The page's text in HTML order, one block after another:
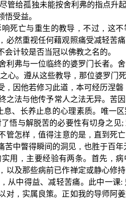
管给孤独未能按舍利弗的指点升
悟受益。
死亡与重生的教导 ， 不过 ， 这不
， 必然重视任何藉观照痛受减轻苦
会计较是否当冠以佛教之名的。
利弗与一位临终的婆罗门长者。
心。遵从这些教导 ， 那位婆罗门
， 因他若修习此道 ， 本可经历涅磐
之法与他传予常人之法无异。苦
、长养止息的心理素质。唯一区
了悟与解脱苦的必要性有切身之见;
管怎样 ，值得注意的是 ， 直到死
苦中瞥得瞬间的洞见 ， 也胜于百年
用 ， 主要经验有两条。首先 ，病
， 以及那些病前已作禅定或静心修
， 从中得益、减轻苦痛。此中一课:
对， 实属良策。正如我的导师阿